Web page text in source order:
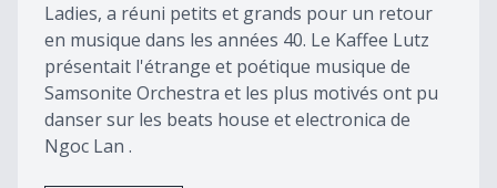
Ladies, a réuni petits et grands pour un retour
en musique dans les années 40. Le Kaffee Lutz
présentait l'étrange et poétique musique de
Samsonite Orchestra et les plus motivés ont pu
danser sur les beats house et electronica de
Ngoc Lan .